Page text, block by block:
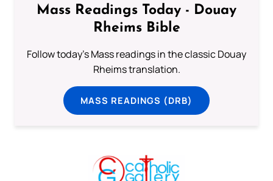
Mass Readings Today - Douay
Rheims Bible
Follow today's Mass readings in the classic Douay
Rheims translation.
MASS READINGS (DRB)